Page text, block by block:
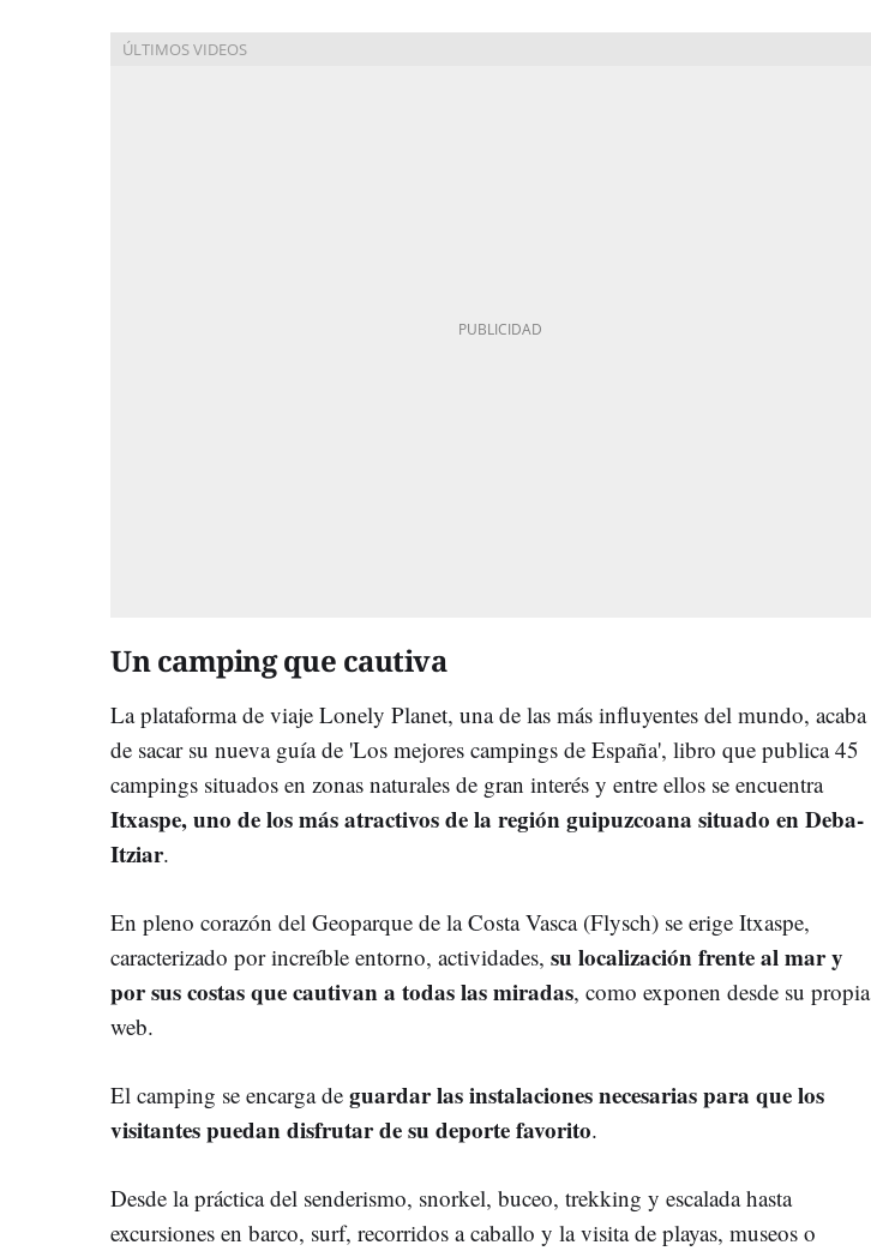
Un camping que cautiva
La plataforma de viaje Lonely Planet, una de las más influyentes del mundo, acaba
de sacar su nueva guía de 'Los mejores campings de España', libro que publica 45
campings situados en zonas naturales de gran interés y entre ellos se encuentra
Itxaspe, uno de los más atractivos de la región guipuzcoana situado en Deba-
Itziar.
En pleno corazón del Geoparque de la Costa Vasca (Flysch) se erige Itxaspe,
caracterizado por increíble entorno, actividades, su localización frente al mar y
por sus costas que cautivan a todas las miradas, como exponen desde su propia
web.
El camping se encarga de guardar las instalaciones necesarias para que los
visitantes puedan disfrutar de su deporte favorito.
Desde la práctica del senderismo, snorkel, buceo, trekking y escalada hasta
excursiones en barco, surf, recorridos a caballo y la visita de playas, museos o